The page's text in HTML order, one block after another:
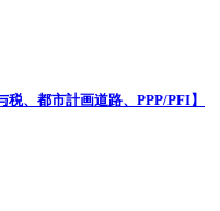
、都市計画道路、PPP/PFI】